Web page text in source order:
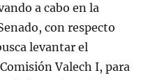
a cabo en la
con respecto
levantar el
Valech I, para